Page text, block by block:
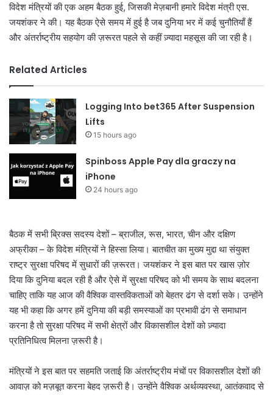
विदेश मंत्रियों की एक अहम बैठक हुई, जिसकी मेज़बानी हमारे विदेश मंत्री एस.
जयशंकर ने की। यह बैठक ऐसे समय में हुई है जब दुनिया भर में कई चुनौतियाँ हैं
और अंतर्राष्ट्रीय सहयोग की ज़रूरत पहले से कहीं ज़्यादा महसूस की जा रही है।
Related Articles
Logging Into bet365 After Suspension
Lifts
15 hours ago
Spinboss Apple Pay dla graczy na
iPhone
24 hours ago
बैठक में सभी ब्रिक्स सदस्य देशों – ब्राजील, रूस, भारत, चीन और दक्षिण
अफ्रीका – के विदेश मंत्रियों ने हिस्सा लिया। बातचीत का मुख्य मुद्दा था संयुक्त
राष्ट्र सुरक्षा परिषद में सुधारों की ज़रूरत। जयशंकर ने इस बात पर खास ज़ोर
दिया कि दुनिया बदल रही है और ऐसे में सुरक्षा परिषद को भी समय के साथ बदलना
चाहिए ताकि यह आज की वैश्विक वास्तविकताओं को बेहतर ढंग से दर्शा सके। उन्होंने
यह भी कहा कि अगर हमें दुनिया की बड़ी समस्याओं का प्रभावी ढंग से समाधान
करना है तो सुरक्षा परिषद में सभी क्षेत्रों और विकासशील देशों को ज़्यादा
प्रतिनिधित्व मिलना ज़रूरी है।
मंत्रियों ने इस बात पर सहमति जताई कि अंतर्राष्ट्रीय मंचों पर विकासशील देशों की
आवाज़ को मज़बूत करना बेहद ज़रूरी है। उन्होंने वैश्विक अर्थव्यवस्था, आतंकवाद से